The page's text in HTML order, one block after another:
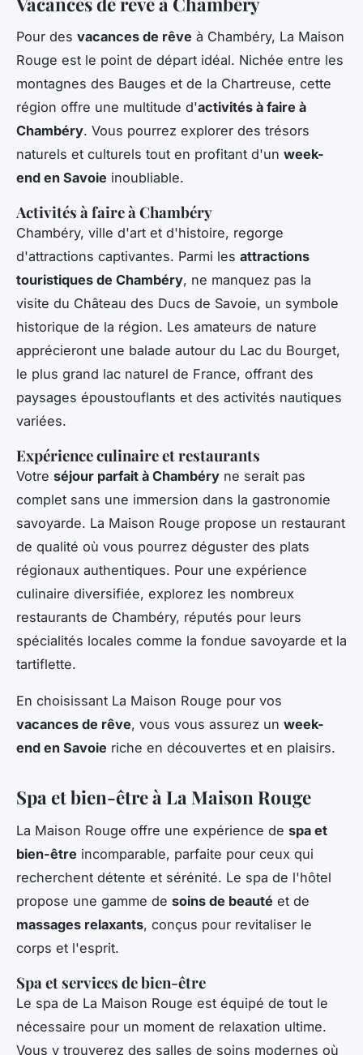
Pour des vacances de rêve à Chambéry, La Maison
Rouge est le point de départ idéal. Nichée entre les
montagnes des Bauges et de la Chartreuse, cette
région offre une multitude d'activités à faire à
Chambéry. Vous pourrez explorer des trésors
naturels et culturels tout en profitant d'un week-
end en Savoie inoubliable.
Activités à faire à Chambéry
Chambéry, ville d'art et d'histoire, regorge
d'attractions captivantes. Parmi les attractions
touristiques de Chambéry, ne manquez pas la
visite du Château des Ducs de Savoie, un symbole
historique de la région. Les amateurs de nature
apprécieront une balade autour du Lac du Bourget,
le plus grand lac naturel de France, offrant des
paysages époustouflants et des activités nautiques
variées.
Expérience culinaire et restaurants
Votre séjour parfait à Chambéry ne serait pas
complet sans une immersion dans la gastronomie
savoyarde. La Maison Rouge propose un restaurant
de qualité où vous pourrez déguster des plats
régionaux authentiques. Pour une expérience
culinaire diversifiée, explorez les nombreux
restaurants de Chambéry, réputés pour leurs
spécialités locales comme la fondue savoyarde et la
tartiflette.
En choisissant La Maison Rouge pour vos
vacances de rêve, vous vous assurez un week-
end en Savoie riche en découvertes et en plaisirs.
Spa et bien-être à La Maison Rouge
La Maison Rouge offre une expérience de spa et
bien-être incomparable, parfaite pour ceux qui
recherchent détente et sérénité. Le spa de l'hôtel
propose une gamme de soins de beauté et de
massages relaxants, conçus pour revitaliser le
corps et l'esprit.
Spa et services de bien-être
Le spa de La Maison Rouge est équipé de tout le
nécessaire pour un moment de relaxation ultime.
Vous y trouverez des salles de soins modernes où